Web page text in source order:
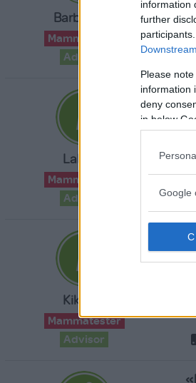
information
further
Please
information
deny
in below
Google
Barby1996
Mammatester
Advisor
LaEli94
Mammatester
Advisor
Kikkaaa
Mammatester
Advisor